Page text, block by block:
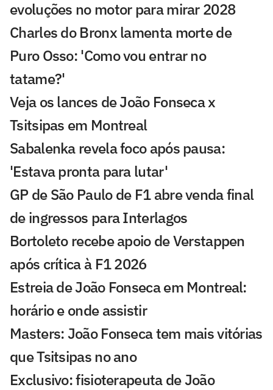
evoluções no motor para mirar 2028
Charles do Bronx lamenta morte de
Puro Osso: 'Como vou entrar no
tatame?'
Veja os lances de João Fonseca x
Tsitsipas em Montreal
Sabalenka revela foco após pausa:
'Estava pronta para lutar'
GP de São Paulo de F1 abre venda final
de ingressos para Interlagos
Bortoleto recebe apoio de Verstappen
após crítica à F1 2026
Estreia de João Fonseca em Montreal:
horário e onde assistir
Masters: João Fonseca tem mais vitórias
que Tsitsipas no ano
Exclusivo: fisioterapeuta de João